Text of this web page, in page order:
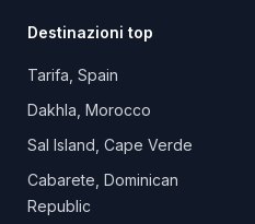
Destinazioni top
Tarifa, Spain
Dakhla, Morocco
Sal Island, Cape Verde
Cabarete, Dominican
Republic